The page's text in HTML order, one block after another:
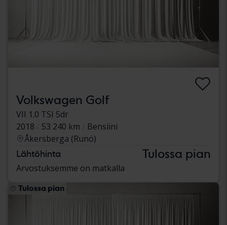
Volkswagen Golf
VII 1.0 TSI 5dr
2018
53 240 km
Bensiini
Åkersberga (Runö)
Lähtöhinta Tulossa pian
Arvostuksemme on matkalla
Tulossa pian